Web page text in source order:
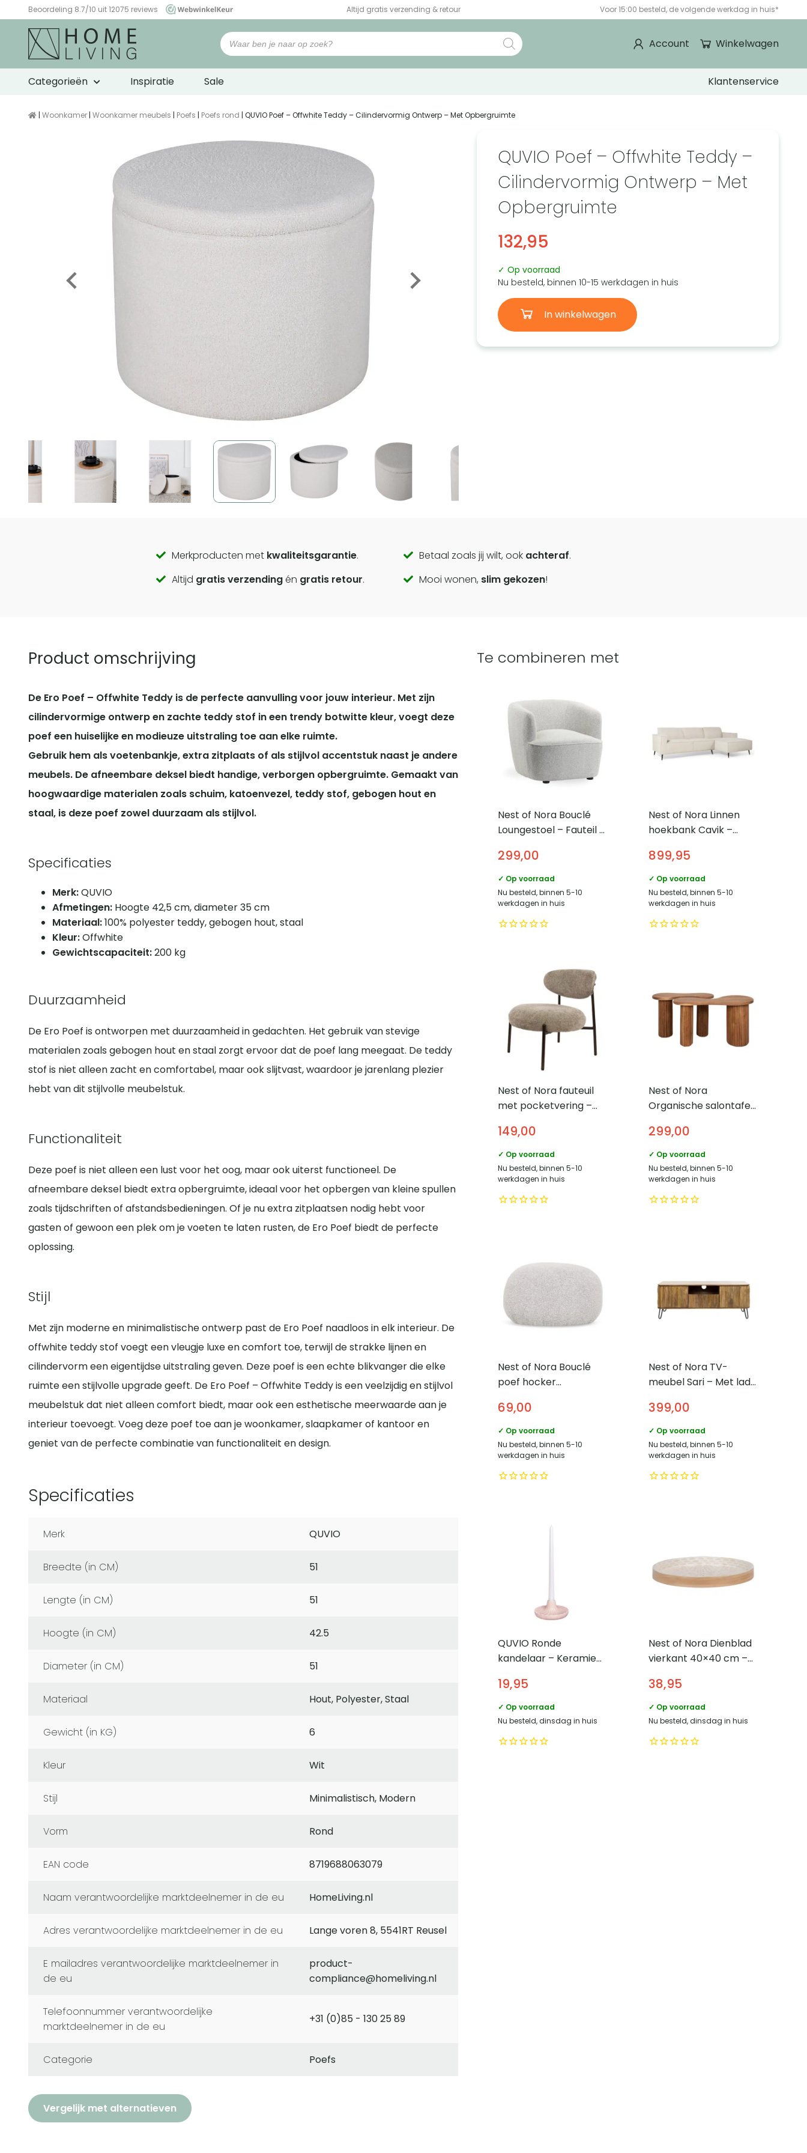
Beoordeling 8.7/10 uit 12075 reviews
WebwinkelKeur
Altijd gratis verzending & retour Voor 15:00 besteld, de volgende werkdag in huis*
Winkelwagen
Account
Categorieën Inspiratie Sale Klantenservice
| Woonkamer | Woonkamer meubels | Poefs | Poefs rond | QUVIO Poef – Offwhite Teddy – Cilindervormig Ontwerp – Met Opbergruimte
QUVIO Poef – Offwhite Teddy –
Cilindervormig Ontwerp – Met
Opbergruimte
132,95
✓ Op voorraad
Nu besteld, binnen 10-15 werkdagen in huis
In winkelwagen
Call
to
Merkproducten met kwaliteitsgarantie. Betaal zoals jij wilt, ook achteraf.
Altijd gratis verzendingén gratis retour. Mooi wonen, slim gekozen!
Product omschrijving
De Ero Poef – Offwhite Teddy is de perfecte aanvulling voor jouw interieur. Met zijn
cilindervormige ontwerp en zachte teddy stof in een trendy botwitte kleur, voegt deze
poef een huiselijke en modieuze uitstraling toe aan elke ruimte.
Gebruik hem als voetenbankje, extra zitplaats of als stijlvol accentstuk naast je andere
meubels. De afneembare deksel biedt handige, verborgen opbergruimte. Gemaakt van
hoogwaardige materialen zoals schuim, katoenvezel, teddy stof, gebogen hout en
staal, is deze poef zowel duurzaam als stijlvol.
Specificaties
Merk:QUVIO
Afmetingen: Hoogte 42,5 cm, diameter 35 cm
Materiaal:100% polyester teddy, gebogen hout, staal
Kleur:Offwhite
Gewichtscapaciteit:200 kg
Duurzaamheid
De Ero Poef is ontworpen met duurzaamheid in gedachten. Het gebruik van stevige
materialen zoals gebogen hout en staal zorgt ervoor dat de poef lang meegaat. De teddy
stof is niet alleen zacht en comfortabel, maar ook slijtvast, waardoor je jarenlang plezier
hebt van dit stijlvolle meubelstuk.
Functionaliteit
Deze poef is niet alleen een lust voor het oog, maar ook uiterst functioneel. De
afneembare deksel biedt extra opbergruimte, ideaal voor het opbergen van kleine spullen
zoals tijdschriften of afstandsbedieningen. Of je nu extra zitplaatsen nodig hebt voor
gasten of gewoon een plek om je voeten te laten rusten, de Ero Poef biedt de perfecte
oplossing.
Stijl
Met zijn moderne en minimalistische ontwerp past de Ero Poef naadloos in elk interieur. De
offwhite teddy stof voegt een vleugje luxe en comfort toe, terwijl de strakke lijnen en
cilindervorm een eigentijdse uitstraling geven. Deze poef is een echte blikvanger die elke
ruimte een stijlvolle upgrade geeft. De Ero Poef – Offwhite Teddy is een veelzijdig en stijlvol
meubelstuk dat niet alleen comfort biedt, maar ook een esthetische meerwaarde aan je
interieur toevoegt. Voeg deze poef toe aan je woonkamer, slaapkamer of kantoor en
geniet van de perfecte combinatie van functionaliteit en design.
Specificaties
Merk QUVIO
Breedte (in CM) 51
Lengte (in CM) 51
Hoogte (in CM) 42.5
Diameter (in CM) 51
Materiaal Hout, Polyester, Staal
Gewicht (in KG) 6
Kleur Wit
Stijl Minimalistisch, Modern
Vorm Rond
EAN code 8719688063079
naam verantwoordelijke marktdeelnemer in de eu HomeLiving.nl
adres verantwoordelijke marktdeelnemer in de eu Lange voren 8, 5541RT Reusel
e mailadres verantwoordelijke marktdeelnemer in
de eu
product-
compliance@homeliving.nl
telefoonnummer verantwoordelijke
marktdeelnemer in de eu
+31 (0)85 - 130 25 89
Categorie Poefs
Vergelijk met alternatieven
Te combineren met
Nest of Nora Bouclé
Loungestoel – Fauteil –
299,00
✓ Op voorraad
Nu besteld, binnen 5-10
werkdagen in huis
Nest of Nora Linnen
hoekbank Cavik –
899,95
✓ Op voorraad
Nu besteld, binnen 5-10
werkdagen in huis
Nest of Nora fauteuil
met pocketvering –
149,00
✓ Op voorraad
Nu besteld, binnen 5-10
werkdagen in huis
Nest of Nora
Organische salontafel
acaciahout – Bruin
299,00
✓ Op voorraad
Nu besteld, binnen 5-10
werkdagen in huis
Nest of Nora Bouclé
poef hocker
69,00
✓ Op voorraad
Nu besteld, binnen 5-10
werkdagen in huis
Nest of Nora TV-
meubel Sari – Met lade
Mangohout
399,00
✓ Op voorraad
Nu besteld, binnen 5-10
werkdagen in huis
QUVIO Ronde
kandelaar – Keramiek
19,95
✓ Op voorraad
Nu besteld, dinsdag in huis
Nest of Nora Dienblad
vierkant 40×40 cm –
MDF capiz – Beige
38,95
✓ Op voorraad
Nu besteld, dinsdag in huis